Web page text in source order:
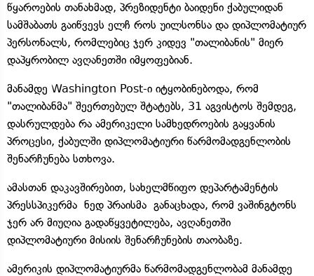
წყაროების თანახმად, პრეზიდენტი ბაიდენი ქაბულიდან
სამშაბათს გაიწვევს ელჩ როს უილსონსა და დიპლომატიურ
პერსონალს, რომლებიც ჯერ კიდევ "თალიბანის" მიერ
დაპყრობილ ავღანეთში იმყოფებიან.
მანამდე Washington Post-ი იტყობინებოდა, რომ
"თალიბანმა" შეერთებულ შტატებს, 31 აგვისტოს შემდეგ,
დასრულდება რა ამერიკელი სამხედროების გაყვანის
პროცესი, ქაბულში დიპლომატიური წარმომადგენლობის
შენარჩუნება სთხოვა.
ამასთან დაკავშირებით, სახელმწიფო დეპარტამენტის
პრესსპიკერმა ნედ პრაისმა განაცხადა, რომ ვაშინგტონს
ჯერ არ მიუღია გადაწყვეტილება, ავღანეთში
დიპლომატიური მისიის შენარჩუნების თაობაზე.
ამერიკის დიპლომატიურმა წარმომადგენლობამ მანამდე